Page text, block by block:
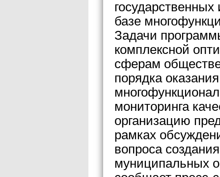
базе
Задачи
комплексной
сферам
порядка
мониторинга
организацию
рамках
вопроса
муниципальных